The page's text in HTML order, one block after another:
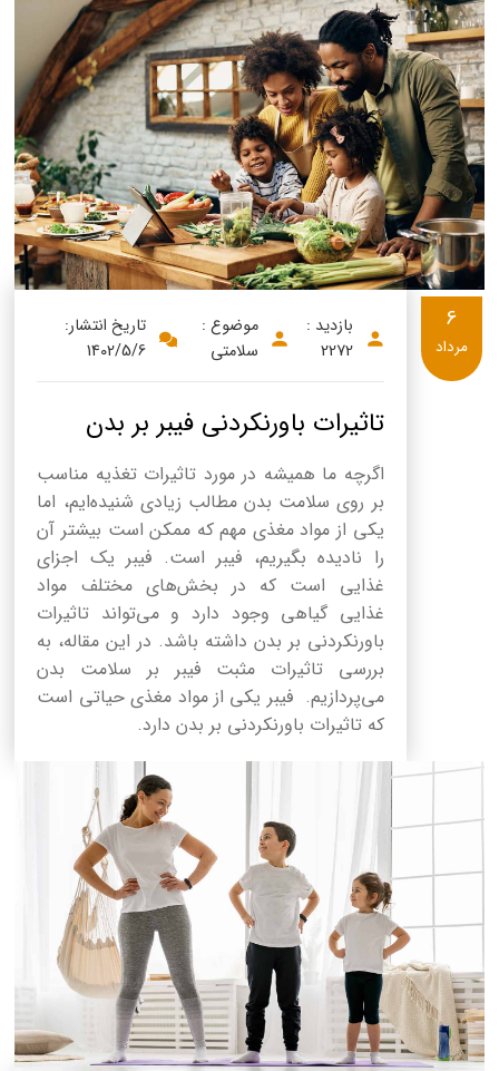
بازدید :
2272
موضوع :
سلامتی
تاریخ انتشار:
1402/5/6
تاثیرات باورنکردنی فیبر بر بدن
اگرچه ما همیشه در مورد تاثیرات تغذیه مناسب
بر روی سلامت بدن مطالب زیادی شنیده‌ایم، اما
یکی از مواد مغذی مهم که ممکن است بیشتر آن
را نادیده بگیریم، فیبر است. فیبر یک اجزای
غذایی است که در بخش‌های مختلف مواد
غذایی گیاهی وجود دارد و می‌تواند تاثیرات
باورنکردنی بر بدن داشته باشد. در این مقاله، به
بررسی تاثیرات مثبت فیبر بر سلامت بدن
می‌پردازیم. فیبر یکی از مواد مغذی حیاتی است
که تاثیرات باورنکردنی بر بدن دارد.
6
مرداد